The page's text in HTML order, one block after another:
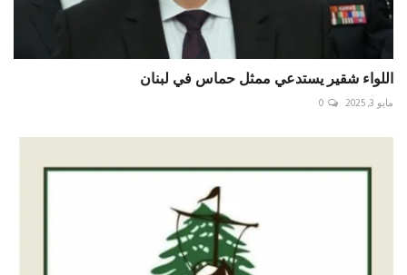
اللواء شقير يستدعي ممثل حماس في لبنان
مايو 3, 2025 0